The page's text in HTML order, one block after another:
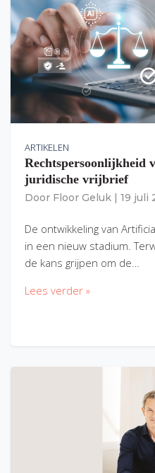
ARTIKELEN
Rechtspersoonlijkheid
juridische vrijbrief
Door Floor Geluk 19 juli
De ontwikkeling van
in een nieuw stadium.
de kans grijpen om de…
Lees verder »